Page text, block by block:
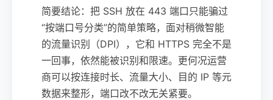
简要结论：把 SSH 放在 443 端口只能骗过
“按端口号分类”的简单策略，面对稍微智能
的流量识别（DPI），它和 HTTPS 完全不是
一回事，依然能被识别和限速。更何况运营
商可以按连接时长、流量大小、目的 IP 等元
数据来整形，端口改不改无关紧要。